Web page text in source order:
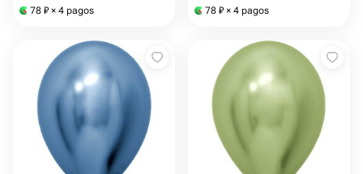
78 ₽ × 4 pagos 78 ₽ × 4 pagos